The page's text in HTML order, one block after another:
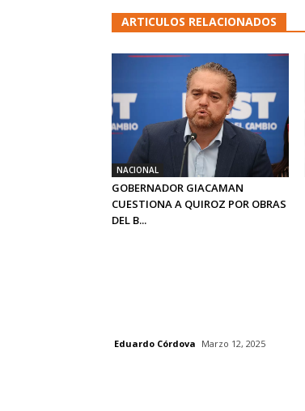
ARTICULOS RELACIONADOS
NACIONAL
GOBERNADOR GIACAMAN
CUESTIONA A QUIROZ POR OBRAS
DEL B...
Eduardo Córdova Marzo 12, 2025